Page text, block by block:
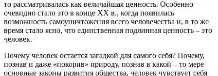
то рассматривалась как величайшая ценность. Особенно
очевидно стало это в конце XX в., когда появилась
возможность самоуничтожения всего человечества и, в то же
время стало ясно, что единственная подлинная ценность – это
человек.
Почему человек остается загадкой для самого себя? Почему,
познав и даже «покорив» природу, познав в какой – то мере
основные законы развития общества, человек чувствует себя